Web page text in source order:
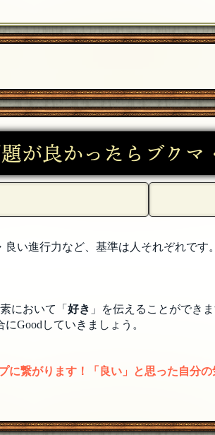
が良かったらブクマ
い進行力など、基準は人それぞれです。
において「 好き 」を伝えることができま
Goodしていきましょう。
繋がります！「良い」と思った自分